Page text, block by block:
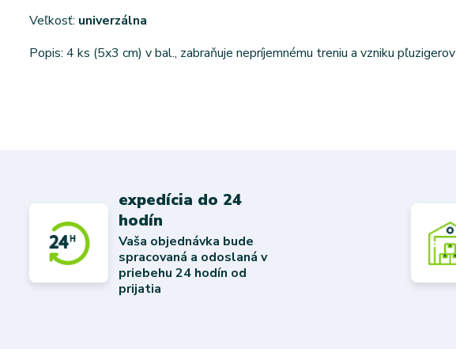
Veľkosť: univerzálna
Popis: 4 ks (5x3 cm) v bal., zabraňuje nepríjemnému treniu a vzniku pľuzigerov
expedícia do 24
hodín
Vaša objednávka bude
spracovaná a odoslaná v
priebehu 24 hodín od
prijatia